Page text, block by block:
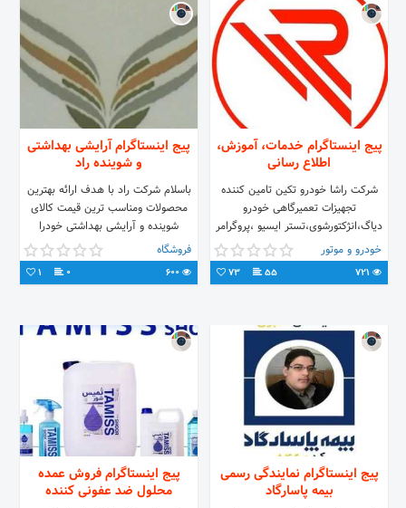
خدمات
کلهر 09125120396
پیج اینستاگرام خدمات، آموزش،
اطلاع رسانی
شرکت راشا خودرو تکین تامین کننده
تجهیزات تعمیرگاهی خودرو
دیاگ،انژکتورشوی،تستر ایسیو ،پروگرامر
،تستر سیم کشی ۰۹۱۲۰۹۸۲۰۸۳
۰۹۲۰۲۸۰۳۱۰۰ ۰۲۱۶۵۲۶۳۸۶۳
خودرو و موتور
55
73
پیج اینستاگرام آرایشی بهداشتی
و شوینده راد
باسلام شرکت راد با هدف ارائه بهترین
محصولات ومناسب ترین قیمت کالای
شوینده و آرایشی بهداشتی خودرا
باقیمت های باورنکردنی بفروش
می‌رساند ونیز آماده جهت تهاترمیباشد
اطلاعات بیشتر از طریق واتساپ یاتلگرام
فروشگاه
0
1
پیج اینستاگرام نمایندگی رسمی
بیمه پاسارگاد
پیج اینستاگرام فروش عمده
محلول ضد عفونی کننده